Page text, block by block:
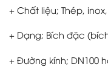
+ Chất liệu; Thép,
+ Dạng; Bích đặc
+ Đường kính; DN100